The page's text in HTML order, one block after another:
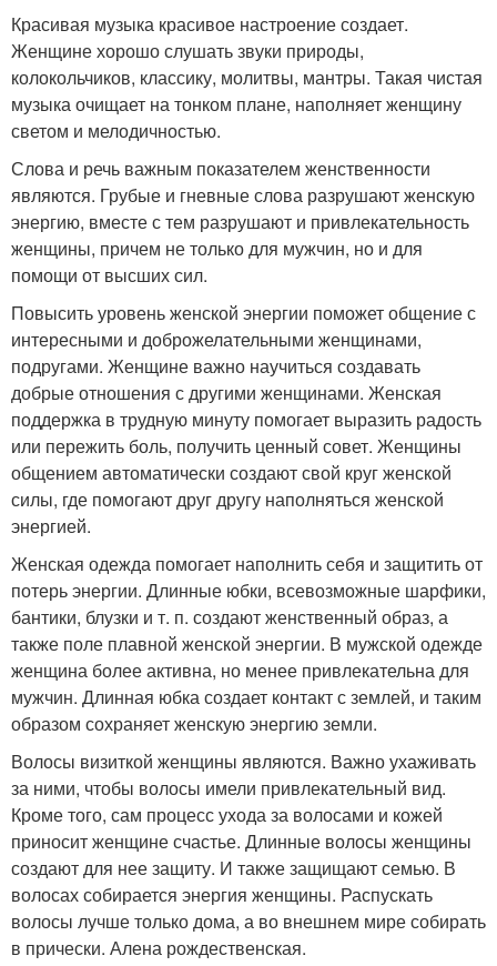
Красивая музыка красивое настроение создает.
Женщине хорошо слушать звуки природы,
колокольчиков, классику, молитвы, мантры. Такая чистая
музыка очищает на тонком плане, наполняет женщину
светом и мелодичностью.
Слова и речь важным показателем женственности
являются. Грубые и гневные слова разрушают женскую
энергию, вместе с тем разрушают и привлекательность
женщины, причем не только для мужчин, но и для
помощи от высших сил.
Повысить уровень женской энергии поможет общение с
интересными и доброжелательными женщинами,
подругами. Женщине важно научиться создавать
добрые отношения с другими женщинами. Женская
поддержка в трудную минуту помогает выразить радость
или пережить боль, получить ценный совет. Женщины
общением автоматически создают свой круг женской
силы, где помогают друг другу наполняться женской
энергией.
Женская одежда помогает наполнить себя и защитить от
потерь энергии. Длинные юбки, всевозможные шарфики,
бантики, блузки и т. п. создают женственный образ, а
также поле плавной женской энергии. В мужской одежде
женщина более активна, но менее привлекательна для
мужчин. Длинная юбка создает контакт с землей, и таким
образом сохраняет женскую энергию земли.
Волосы визиткой женщины являются. Важно ухаживать
за ними, чтобы волосы имели привлекательный вид.
Кроме того, сам процесс ухода за волосами и кожей
приносит женщине счастье. Длинные волосы женщины
создают для нее защиту. И также защищают семью. В
волосах собирается энергия женщины. Распускать
волосы лучше только дома, а во внешнем мире собирать
в прически. Алена рождественская.